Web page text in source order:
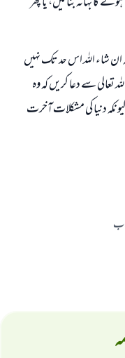
ان شاء اللہ اس حد تك نہيں
تعالى سے دعا كريں كہ وہ
دنيا كى مشكلات آخرت